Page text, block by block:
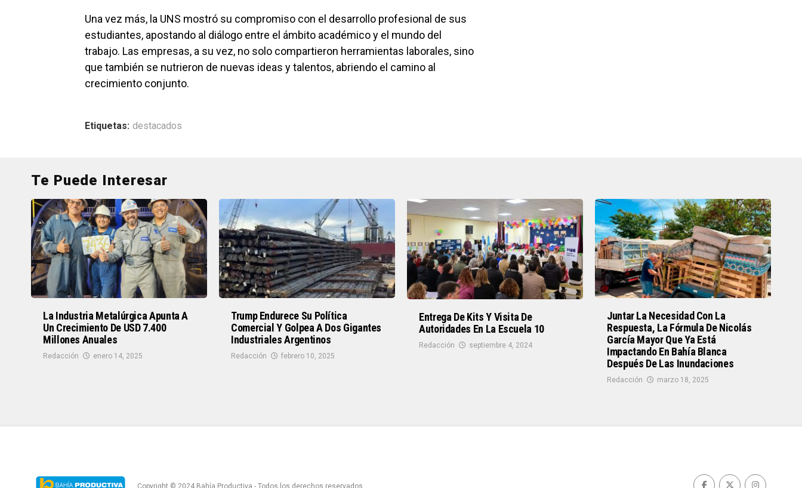
Una vez más, la UNS mostró su compromiso con el desarrollo profesional de sus
estudiantes, apostando al diálogo entre el ámbito académico y el mundo del
trabajo. Las empresas, a su vez, no solo compartieron herramientas laborales, sino
que también se nutrieron de nuevas ideas y talentos, abriendo el camino al
crecimiento conjunto.
Etiquetas: destacados
Te Puede Interesar
La Industria Metalúrgica Apunta A
Un Crecimiento De USD 7.400
Millones Anuales
Redacción enero 14, 2025
Trump Endurece Su Política
Comercial Y Golpea A Dos Gigantes
Industriales Argentinos
Redacción febrero 10, 2025
Entrega De Kits Y Visita De
Autoridades En La Escuela 10
Redacción septiembre 4, 2024
Juntar La Necesidad Con La
Respuesta, La Fórmula De Nicolás
García Mayor Que Ya Está
Impactando En Bahía Blanca
Después De Las Inundaciones
Redacción marzo 18, 2025
Copyright © 2024 Bahía Productiva - Todos los derechos reservados